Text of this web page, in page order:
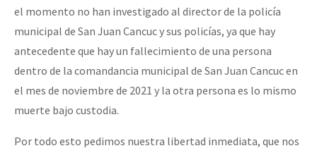
el momento no han investigado al director de la policía
municipal de San Juan Cancuc y sus policías, ya que hay
antecedente que hay un fallecimiento de una persona
dentro de la comandancia municipal de San Juan Cancuc en
el mes de noviembre de 2021 y la otra persona es lo mismo
muerte bajo custodia.
Por todo esto pedimos nuestra libertad inmediata, que nos